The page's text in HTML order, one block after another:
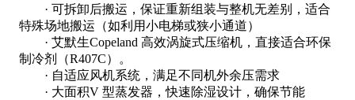
· 可拆卸后搬运，保证重新组装与整机无差别，适合
特殊场地搬运（如利用小电梯或狭小通道）
· 艾默生Copeland 高效涡旋式压缩机，直接适合环保
制冷剂（R407C）。
· 自适应风机系统，满足不同机外余压需求
· 大面积V 型蒸发器，快速除湿设计，确保节能